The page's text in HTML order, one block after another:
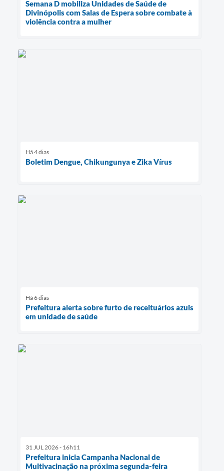
Semana D mobiliza Unidades de Saúde de
Divinópolis com Salas de Espera sobre combate à
violência contra a mulher
Há 4 dias
Boletim Dengue, Chikungunya e Zika Vírus
Há 6 dias
Prefeitura alerta sobre furto de receituários azuis
em unidade de saúde
31 JUL 2026 - 16h11
Prefeitura inicia Campanha Nacional de
Multivacinação na próxima segunda-feira